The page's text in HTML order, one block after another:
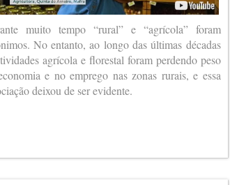
muito tempo “rural” e “agrícola” foram
No entanto, ao longo das últimas décadas
agrícola e florestal foram perdendo peso
e no emprego nas zonas rurais, e essa
deixou de ser evidente.